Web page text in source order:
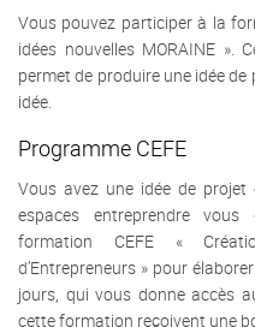
Vous pouvez participer à la
idées nouvelles MORAINE
permet de produire une idée
idée.
Programme CEFE
Vous avez une idée de
espaces entreprendre
formation CEFE «
d’Entrepreneurs » pour
jours, qui vous donne accès
cette formation reçoivent une